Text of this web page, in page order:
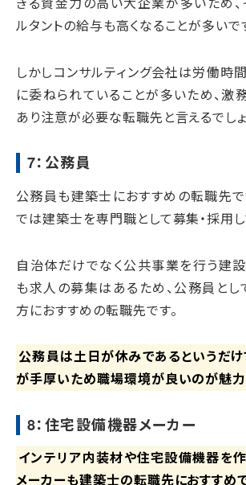
ルタントの給与も高くなることが多いで
しかしコンサルティング会社は労働時
に委ねられていることが多いため、激
あり注意が必要な転職先と言えるでしょ
7：公務員
公務員も建築士におすすめの転職先で
では建築士を専門職として募集・採用し
自治体だけでなく公共事業を行う建
も求人の募集はあるため、公務員とし
方におすすめの転職先です。
公務員は土日が休みであるというだけ
が手厚いため職場環境が良いのが魅力
8：住宅設備機器メーカー
インテリア内装材や住宅設備機器を
メーカーも建築士の転職先におすすめで